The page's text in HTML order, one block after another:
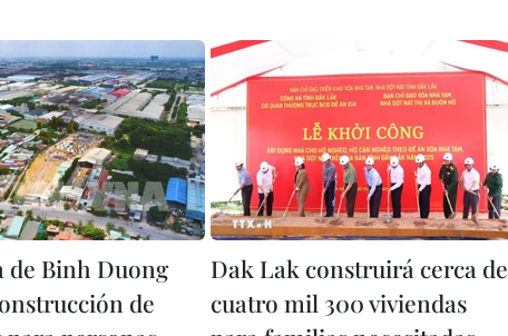
de Binh Duong
de
Dak Lak construirá cerca de
cuatro mil 300 viviendas